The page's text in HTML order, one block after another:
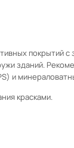
покрытий
зданий.
и
красками.